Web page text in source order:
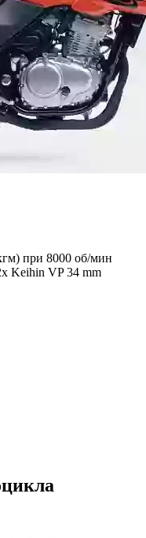
при 8000 об/мин
Keihin VP 34 mm